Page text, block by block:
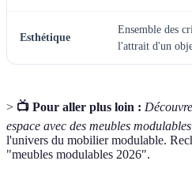
Esthétique
Ensemble des
l'attrait d'un
> 📺 Pour aller plus loin :
espace avec des meubles modulables
l'univers du mobilier modulable.
"meubles modulables 2026".